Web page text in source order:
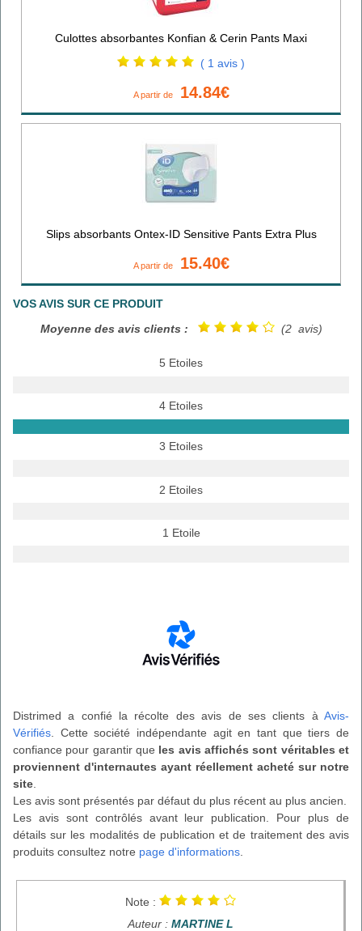
Culottes absorbantes Konfian & Cerin Pants Maxi
( 1 avis )
A partir de 14.84€
Slips absorbants Ontex-ID Sensitive Pants Extra Plus
A partir de 15.40€
VOS AVIS SUR CE PRODUIT
Moyenne des avis clients :
(2 avis)
5 Etoiles
4 Etoiles
3 Etoiles
2 Etoiles
1 Etoile
Distrimed a confié la récolte des avis de ses clients à Avis-
Vérifiés . Cette société indépendante agit en tant que tiers de
confiance pour garantir que les avis affichés sont véritables et
proviennent d'internautes ayant réellement acheté sur notre
site
Les avis sont présentés par défaut du plus récent au plus ancien.
Les avis sont contrôlés avant leur publication. Pour plus de
détails sur les modalités de publication et de traitement des avis
produits consultez notre page d'informations
Note :
Auteur : MARTINE L